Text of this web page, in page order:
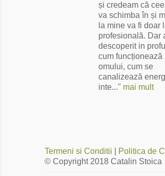
și credeam că
va schimba în și
la mine va fi doar
profesională. Dar
descoperit in
cum funcționează
omului, cum se
canalizează
inte..." mai mult
Termeni si Conditii Politica de
© Copyright 2018 Catalin Stoica